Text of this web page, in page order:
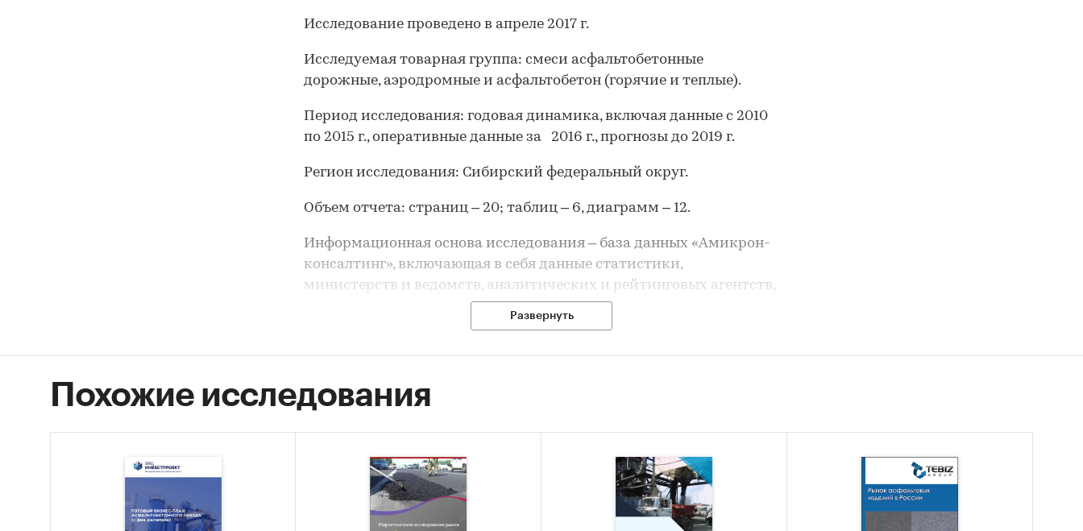
Исследование проведено в апреле 2017 г.
Исследуемая товарная группа: смеси асфальтобетонные
дорожные, аэродромные и асфальтобетон (горячие и теплые).
Период исследования: годовая динамика, включая данные с 2010
по 2015 г., оперативные данные за 2016 г., прогнозы до 2019 г.
Регион исследования: Сибирский федеральный округ.
Объем отчета: страниц – 20; таблиц – 6, диаграмм – 12.
Информационная основа исследования – база данных «Амикрон-
консалтинг», включающая в себя данные статистики,
министерств и ведомств, аналитических и рейтинговых агентств,
собственные расчеты и оценки.
поскольку строительство остается одним из наиболее важных
сегментов реального сектора экономики. При восстановлении
экономической активности в стране, строительный рынок будет
восстанавливаться одним из первых.
Развернуть
Похожие исследования